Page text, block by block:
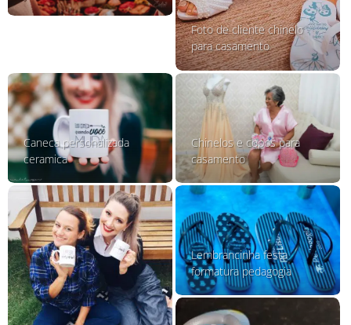
Foto de cliente chinelo
para casamento
Caneca personalizada
ceramica
Chinelos e copos para
casamento
Lembrancinha festa
formatura pedagogia